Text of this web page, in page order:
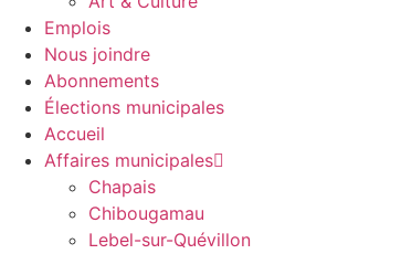
Emplois
Nous joindre
Abonnements
Élections municipales
Accueil
Affaires municipales
Chapais
Chibougamau
Lebel-sur-Quévillon